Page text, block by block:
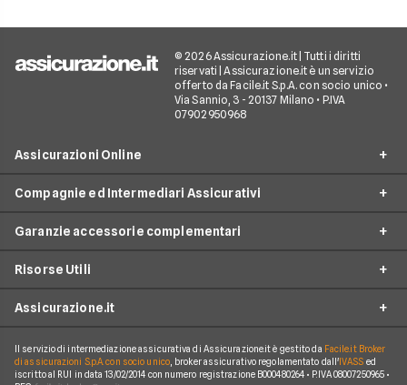
© 2026 Assicurazione.it | Tutti i diritti
riservati | Assicurazione.it è un servizio
offerto da Facile.it S.p.A. con socio unico •
Via Sannio, 3 - 20137 Milano • P.IVA
07902950968
Assicurazioni Online
RC Auto
RC Moto
Assicurazione Ciclomotore
Assicurazione Casa
Polizza Vita
Compagnie ed Intermediari Assicurativi
Allianz Direct
Prima.it
Linear
Garanzie accessorie complementari
Infortuni conducente
Tutela legale
Risorse Utili
Guide
Glossario
Assicurazione.it
Chi Siamo
Il servizio di intermediazione assicurativa di Assicurazione.it è gestito da Facile.it Broker
di assicurazioni S.p.A. con socio unico, broker assicurativo regolamentato dall' IVASS ed
iscritto al RUI in data 13/02/2014 con numero registrazione B000480264 • P.IVA 08007250965 •